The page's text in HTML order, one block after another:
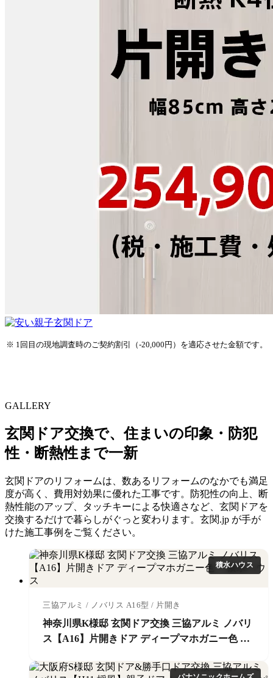
※ 1回目の現地調査時のご契約割引（-20,000円）を適応させた金額です。
GALLERY
玄関ドア交換で、住まいの印象・防犯
性・断熱性まで一新
玄関ドアのリフォームは、数あるリフォームのなかでも満足
度が高く、費用対効果に優れた工事です。防犯性の向上、断
熱性能のアップ、タッチキーによる快適さなど、玄関ドアを
交換するだけで暮らしがぐっと変わります。玄関.jp が手が
けた施工事例をご覧ください。
積水ハウス
三協アルミ / ノバリス A16型 / 片開き
神奈川県K様邸 玄関ドア交換 三協アルミ ノバリ
ス【A16】片開きドア ディープマホガニー色 ＊